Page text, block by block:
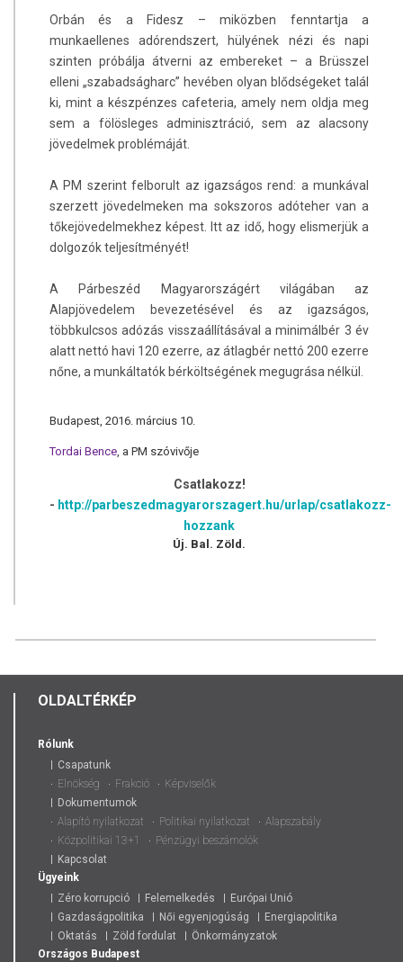
Orbán és a Fidesz – miközben fenntartja a
munkaellenes adórendszert, hülyének nézi és napi
szinten próbálja átverni az embereket – a Brüsszel
elleni „szabadságharc” hevében olyan blődségeket talál
ki, mint a készpénzes cafeteria, amely nem oldja meg
sem a fölösleges adminisztráció, sem az alacsony
jövedelmek problémáját.
A PM szerint felborult az igazságos rend: a munkával
szerzett jövedelmeken ma sokszoros adóteher van a
tőkejövedelmekhez képest. Itt az idő, hogy elismerjük a
dolgozók teljesítményét!
A Párbeszéd Magyarországért világában az
Alapjövedelem bevezetésével és az igazságos,
többkulcsos adózás visszaállításával a minimálbér 3 év
alatt nettó havi 120 ezerre, az átlagbér nettó 200 ezerre
nőne, a munkáltatók bérköltségének megugrása nélkül.
Budapest, 2016. március 10.
Tordai Bence, a PM szóvivője
Csatlakozz!
- http://parbeszedmagyarorszagert.hu/urlap/csatlakozz-
hozzank
Új. Bal. Zöld.
OLDALTÉRKÉP
Rólunk
Csapatunk
Elnökség
Frakció
Képviselők
Dokumentumok
Alapító nyilatkozat
Politikai nyilatkozat
Alapszabály
Közpolitikai 13+1
Pénzügyi beszámolók
Kapcsolat
Ügyeink
Zéro korrupció
Felemelkedés
Európai Unió
Gazdaságpolitika
Női egyenjogúság
Energiapolitika
Oktatás
Zöld fordulat
Önkormányzatok
Országos Budapest